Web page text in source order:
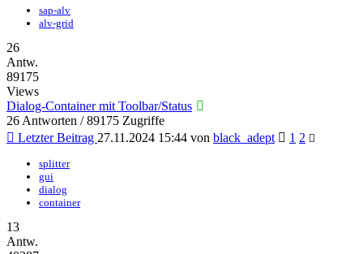
sap-alv
alv-grid
26
Antw.
89175
Views
Dialog-Container mit Toolbar/Status
26 Antworten / 89175 Zugriffe
Letzter Beitrag 27.11.2024 15:44 von black_adept 1 2
splitter
gui
dialog
container
13
Antw.